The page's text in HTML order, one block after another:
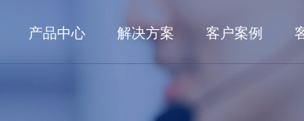
产品中心
数字化研发
解决方案
业务解决方案
客户案例